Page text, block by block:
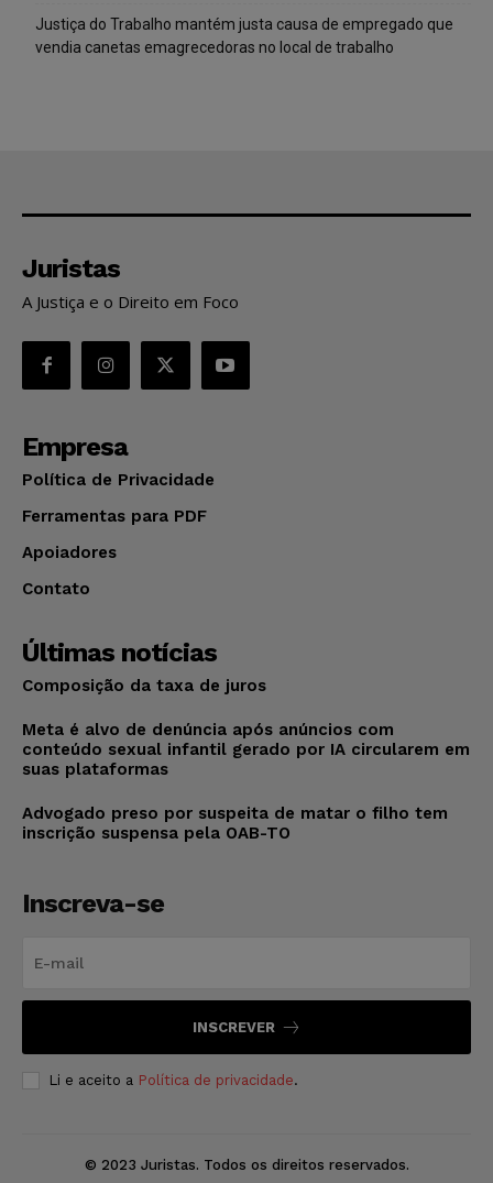
Justiça do Trabalho mantém justa causa de empregado que
vendia canetas emagrecedoras no local de trabalho
Juristas
A Justiça e o Direito em Foco
Empresa
Política de Privacidade
Ferramentas para PDF
Apoiadores
Contato
Últimas notícias
Composição da taxa de juros
Meta é alvo de denúncia após anúncios com
conteúdo sexual infantil gerado por IA circularem em
suas plataformas
Advogado preso por suspeita de matar o filho tem
inscrição suspensa pela OAB-TO
Inscreva-se
INSCREVER
Li e aceito a Política de privacidade.
© 2023 Juristas. Todos os direitos reservados.